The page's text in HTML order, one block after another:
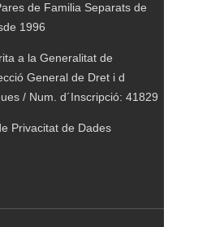
de Familia Separats de
1996
a la Generalitat de
General de Dret i d
/ Num. d´Inscripció: 41829
Privacitat de Dades